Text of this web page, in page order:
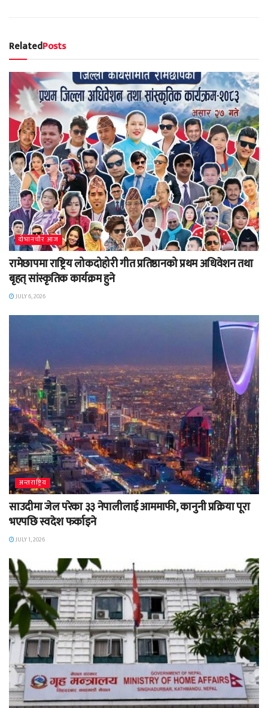
RelatedPosts
दाेभानचाैर आज
रामेछापमा राष्ट्रिय लोकदोहोरी गीत प्रतिष्ठानको प्रथम अधिवेशन तथा
बृहत् सांस्कृतिक कार्यक्रम हुने
JULY 6, 2026
अन्तराष्ट्रिय
साउदीमा जेल परेका ३३ नेपालीलाई आममाफी, कानुनी प्रक्रिया पूरा
भएपछि स्वदेश फर्काइने
JULY 1, 2026